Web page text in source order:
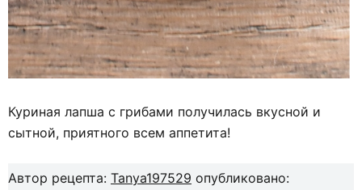
Куриная лапша с грибами получилась вкусной и
сытной, приятного всем аппетита!
Автор рецепта: Tanya197529 опубликовано: